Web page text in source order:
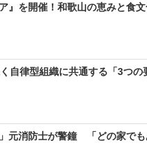
』を開催！和歌山の恵みと食
自律型組織に共通する「3つの
元消防士が警鐘 「どの家で